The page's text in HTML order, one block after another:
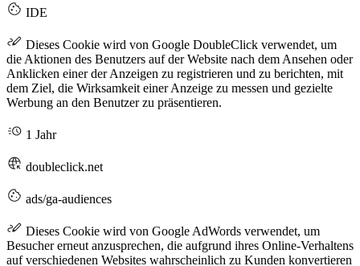
IDE
Dieses Cookie wird von Google DoubleClick verwendet, um
die Aktionen des Benutzers auf der Website nach dem Ansehen oder
Anklicken einer der Anzeigen zu registrieren und zu berichten, mit
dem Ziel, die Wirksamkeit einer Anzeige zu messen und gezielte
Werbung an den Benutzer zu präsentieren.
1 Jahr
doubleclick.net
ads/ga-audiences
Dieses Cookie wird von Google AdWords verwendet, um
Besucher erneut anzusprechen, die aufgrund ihres Online-Verhaltens
auf verschiedenen Websites wahrscheinlich zu Kunden konvertieren